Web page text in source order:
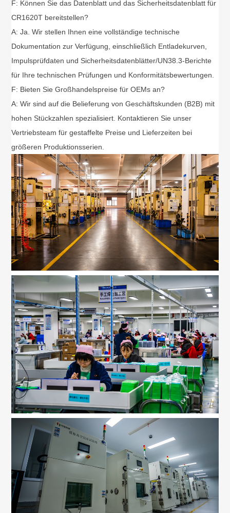
F: Können Sie das Datenblatt und das Sicherheitsdatenblatt für
CR1620T bereitstellen?
A: Ja. Wir stellen Ihnen eine vollständige technische
Dokumentation zur Verfügung, einschließlich Entladekurven,
Impulsprüfdaten und Sicherheitsdatenblätter/UN38.3-Berichte
für Ihre technischen Prüfungen und Konformitätsbewertungen.
F: Bieten Sie Großhandelspreise für OEMs an?
A: Wir sind auf die Belieferung von Geschäftskunden (B2B) mit
hohen Stückzahlen spezialisiert. Kontaktieren Sie unser
Vertriebsteam für gestaffelte Preise und Lieferzeiten bei
größeren Produktionsserien.